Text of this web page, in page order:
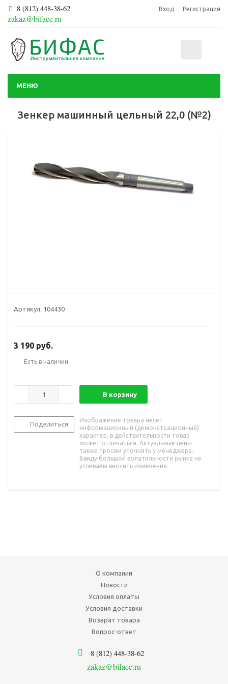
8 (812) 448-38-62
zakaz@biface.ru
Вход Регистрация
МЕНЮ
Зенкер машинный цельный 22,0 (№2)
Артикул: 104430
3 190 руб.
Есть в наличии
В корзину
Поделиться
Изображение товара несет
информационный (демонстрационный)
характер, в действительности товар
может отличаться. Актуальные цены
также просим уточнять у менеджера.
Ввиду большой волатильности рынка не
успеваем вносить изменения.
О компании
Новости
Условия оплаты
Условия доставки
Возврат товара
Вопрос-ответ
8 (812) 448-38-62
zakaz@biface.ru